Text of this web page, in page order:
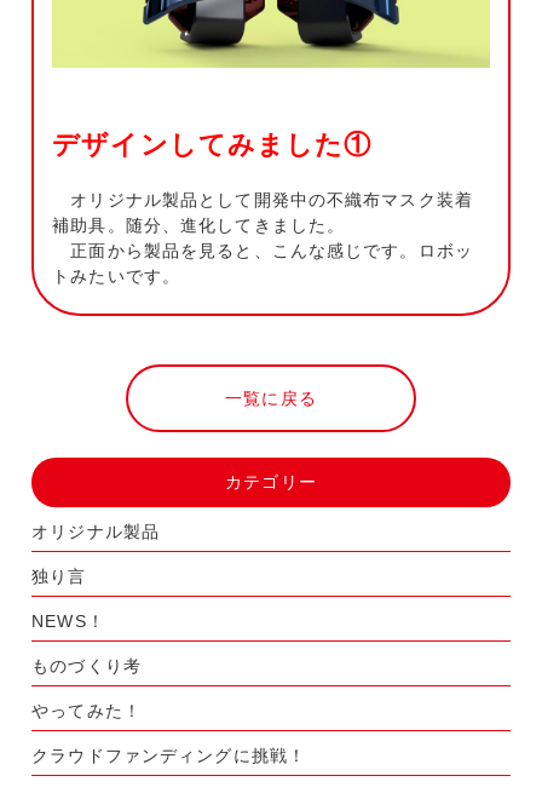
デザインしてみました①
オリジナル製品として開発中の不織布マスク装着
補助具。随分、進化してきました。
正面から製品を見ると、こんな感じです。ロボッ
トみたいです。
一覧に戻る
カテゴリー
オリジナル製品
独り言
NEWS！
ものづくり考
やってみた！
クラウドファンディングに挑戦！